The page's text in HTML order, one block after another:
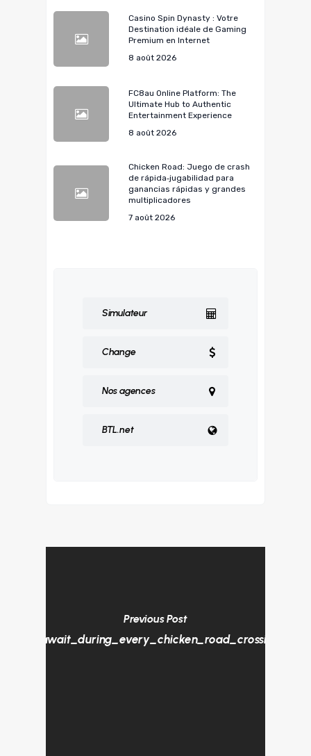
Casino Spin Dynasty : Votre
Destination idéale de Gaming
Premium en Internet
8 août 2026
FC8au Online Platform: The
Ultimate Hub to Authentic
Entertainment Experience
8 août 2026
Chicken Road: Juego de crash
de rápida‑jugabilidad para
ganancias rápidas y grandes
multiplicadores
7 août 2026
Simulateur
Change
Nos agences
BTL.net
Previous Post